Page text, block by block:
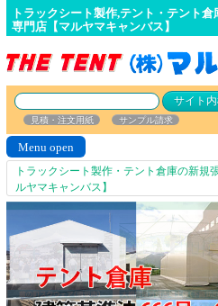
トラックシート製作,テント・テント
専門店【マルヤマキャンバス】
見積・注文用紙
サンプル請求
Menu open
トラックシート製作・テント倉庫の新規
ルヤマキャンバス】